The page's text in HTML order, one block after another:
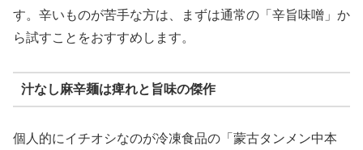
す。辛いものが苦手な方は、まずは通常の「辛旨味噌」か
ら試すことをおすすめします。
汁なし麻辛麺は痺れと旨味の傑作
個人的にイチオシなのが冷凍食品の「蒙古タンメン中本